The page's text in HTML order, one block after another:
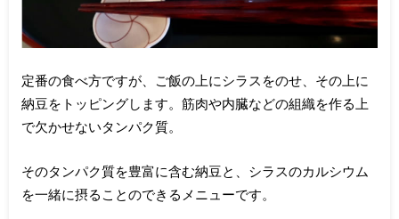
定番の食べ方ですが、ご飯の上にシラスをのせ、その上に
納豆をトッピングします。筋肉や内臓などの組織を作る上
で欠かせないタンパク質。
そのタンパク質を豊富に含む納豆と、シラスのカルシウム
を一緒に摂ることのできるメニューです。